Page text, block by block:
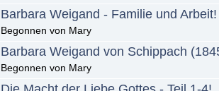
Barbara Weigand - Familie und Arbeit!
Begonnen von Mary
Barbara Weigand von Schippach
Begonnen von Mary